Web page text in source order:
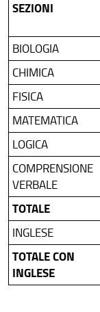
SEZIONI
BIOLOGIA
CHIMICA
FISICA
MATEMATICA
LOGICA
COMPRENSIONE
VERBALE
TOTALE
INGLESE
TOTALE CON
INGLESE